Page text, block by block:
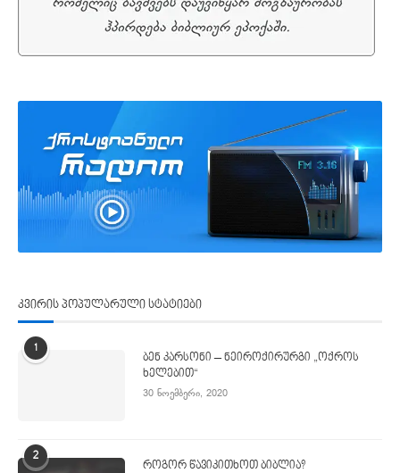
კვირის პოპულარული სტატიები
1
ბენ კარსონი – ნეიროქირურგი „ოქროს
ხელებით“
30 ნოემბერი, 2020
2
როგორ წავიკითხოთ ბიბლია?